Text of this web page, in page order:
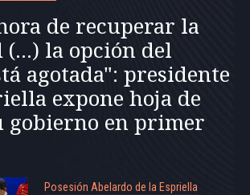
de recuperar la
la opción del
agotada": presidente
expone hoja de
gobierno en primer
Posesión Abelardo de la Espriella